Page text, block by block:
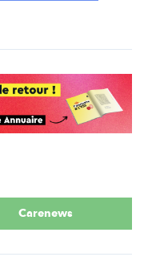
Carenews